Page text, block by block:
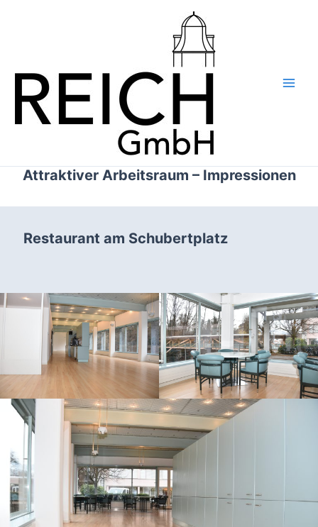
Attraktiver Arbeitsraum – Impressionen
Restaurant am Schubertplatz